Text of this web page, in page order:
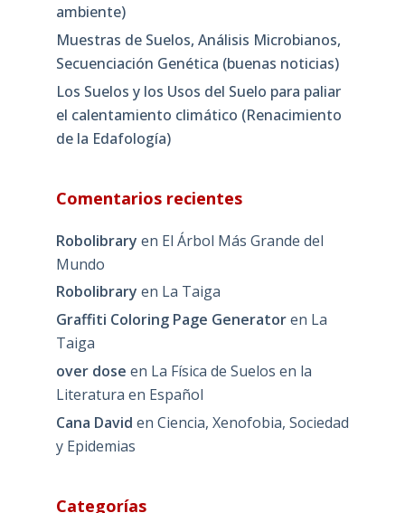
ambiente)
Muestras de Suelos, Análisis Microbianos,
Secuenciación Genética (buenas noticias)
Los Suelos y los Usos del Suelo para paliar
el calentamiento climático (Renacimiento
de la Edafología)
Comentarios recientes
Robolibrary en El Árbol Más Grande del
Mundo
Robolibrary en La Taiga
Graffiti Coloring Page Generatoren La
Taiga
over dose en La Física de Suelos en la
Literatura en Español
Cana David en Ciencia, Xenofobia, Sociedad
y Epidemias
Categorías